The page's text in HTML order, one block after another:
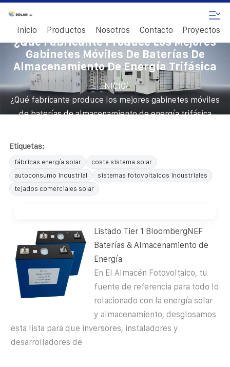
Inicio Productos Nosotros Contacto Proyectos
¿Qué Fabricante Produce Los Mejores
Gabinetes Móviles De Baterías De
Almacenamiento De Energía Trifásica
INICIO/
¿Qué fabricante produce los mejores gabinetes móviles
de baterías de almacenamiento de energía trifásica
Etiquetas:
fábricas energía solar
coste sistema solar
autoconsumo industrial
sistemas fotovoltaicos industriales
tejados comerciales solar
Listado Tier 1 BloombergNEF
Baterías & Almacenamiento de
Energía
En El Almacén Fotovoltaico, tu
fuente de referencia para todo lo
relacionado con la energía solar
y almacenamiento, desglosamos
esta lista para que inversores, instaladores y
desarrolladores de